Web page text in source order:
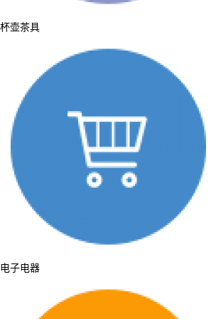
杯壶茶具
电子电器